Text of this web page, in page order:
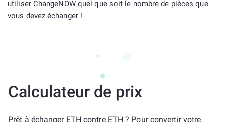
utiliser ChangeNOW quel que soit le nombre de pièces que
vous devez échanger !
Calculateur de prix
Prêt à échanger ETH contre ETH ? Pour convertir votre